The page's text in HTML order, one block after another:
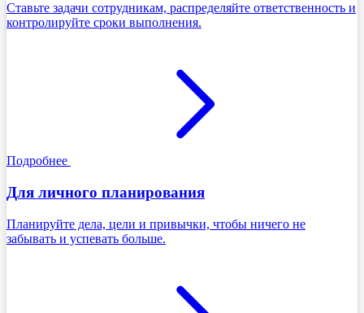
Ставьте задачи сотрудникам, распределяйте ответственность и
контролируйте сроки выполнения.
Подробнее
Для личного планирования
Планируйте дела, цели и привычки, чтобы ничего не
забывать и успевать больше.